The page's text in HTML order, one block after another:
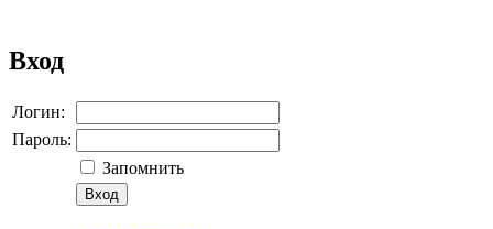
Вход
Логин:
Пароль:
Запомнить